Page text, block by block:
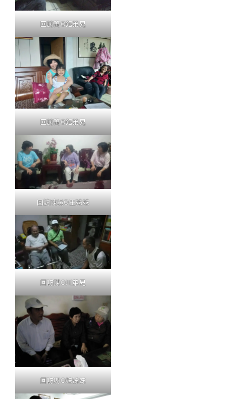
回訪萬O鈺弟兄
回訪萬O鈺弟兄
回訪陳吳O玉姊妹
回訪陳O川弟兄
回訪謝O妹姊妹